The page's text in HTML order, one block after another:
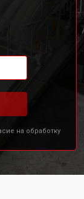
на обработку